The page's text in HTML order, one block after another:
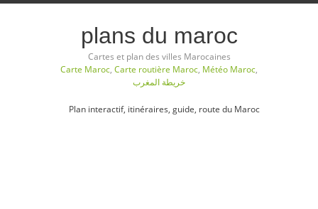
plans du maroc
Cartes et plan des villes Marocaines
Carte Maroc, Carte routière Maroc, Météo Maroc,
خريطة المغرب
Plan interactif, itinéraires, guide, route du Maroc